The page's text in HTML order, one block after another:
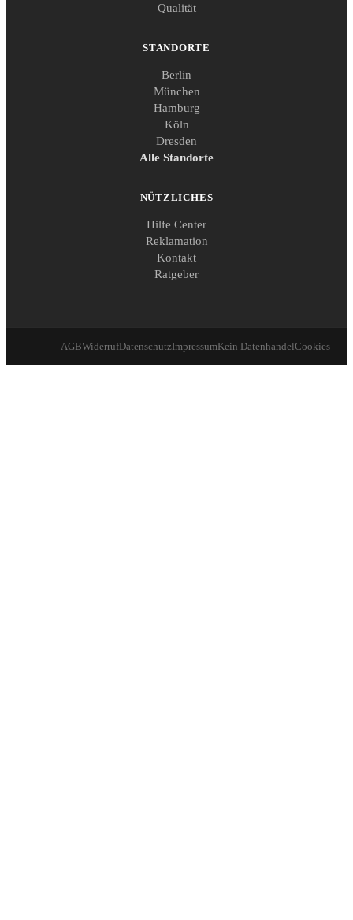
Qualität
STANDORTE
Berlin
München
Hamburg
Köln
Dresden
Alle Standorte
NÜTZLICHES
Hilfe Center
Reklamation
Kontakt
Ratgeber
AGBWiderrufDatenschutzImpressumKein DatenhandelCookies